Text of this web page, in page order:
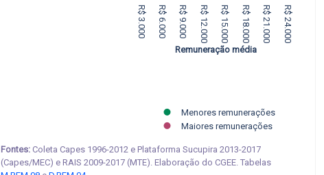
R$ 3.000 R$ 6.000 R$ 9.000 R$ 12.000 R$ 15.000 R$ 18.000 R$ 21.000 R$ 24.000
Menores remunerações
Maiores remunerações
Remuneração média
Fontes: Coleta Capes 1996-2012 e Plataforma Sucupira 2013-2017
(Capes/MEC) e RAIS 2009-2017 (MTE). Elaboração do CGEE. Tabelas